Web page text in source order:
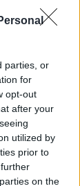
parties, or
for
opt-out
after your
utilized by
prior to
on the
a